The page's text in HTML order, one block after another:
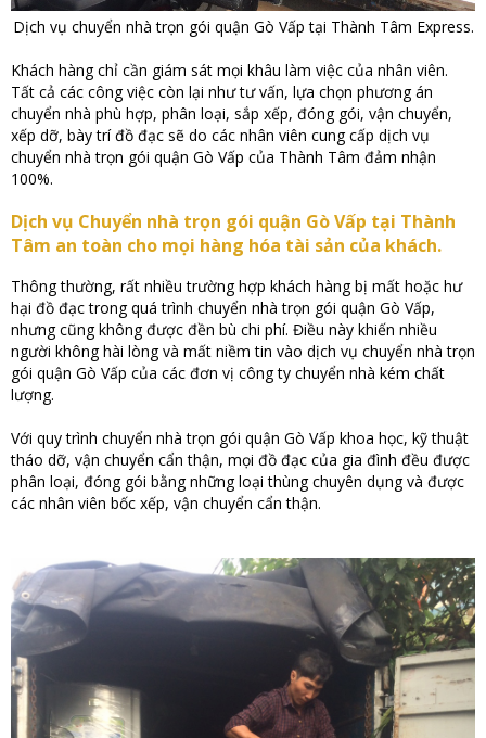
Dịch vụ chuyển nhà trọn gói quận Gò Vấp tại Thành Tâm Express.
Khách hàng chỉ cần giám sát mọi khâu làm việc của nhân viên.
Tất cả các công việc còn lại như tư vấn, lựa chọn phương án
chuyển nhà phù hợp, phân loại, sắp xếp, đóng gói, vận chuyển,
xếp dỡ, bày trí đồ đạc sẽ do các nhân viên cung cấp dịch vụ
chuyển nhà trọn gói quận Gò Vấp của Thành Tâm đảm nhận
100%.
Dịch vụ Chuyển nhà trọn gói quận Gò Vấp tại Thành
Tâm an toàn cho mọi hàng hóa tài sản của khách.
Thông thường, rất nhiều trường hợp khách hàng bị mất hoặc hư
hại đồ đạc trong quá trình chuyển nhà trọn gói quận Gò Vấp,
nhưng cũng không được đền bù chi phí. Điều này khiến nhiều
người không hài lòng và mất niềm tin vào dịch vụ chuyển nhà trọn
gói quận Gò Vấp của các đơn vị công ty chuyển nhà kém chất
lượng.
Với quy trình chuyển nhà trọn gói quận Gò Vấp khoa học, kỹ thuật
tháo dỡ, vận chuyển cẩn thận, mọi đồ đạc của gia đình đều được
phân loại, đóng gói bằng những loại thùng chuyên dụng và được
các nhân viên bốc xếp, vận chuyển cẩn thận.